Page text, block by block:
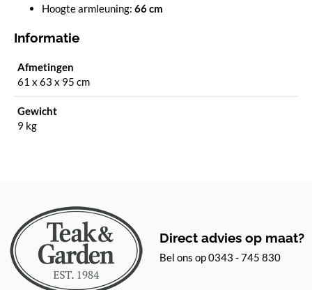
Hoogte armleuning: 66 cm
Informatie
Afmetingen
61 x 63 x 95 cm
Gewicht
9 kg
Direct advies op maat?
Bel ons op 0343 - 745 830